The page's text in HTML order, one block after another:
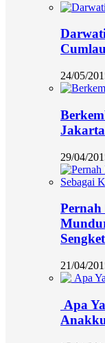
24/05/
Jakarta
29/04/
21/04/
Apa